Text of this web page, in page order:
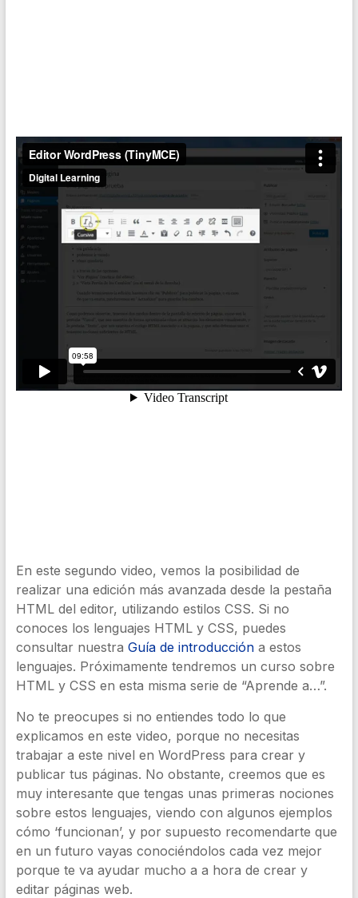
En este segundo video, vemos la posibilidad de
realizar una edición más avanzada desde la pestaña
HTML del editor, utilizando estilos CSS. Si no
conoces los lenguajes HTML y CSS, puedes
consultar nuestra Guía de introduccióna estos
lenguajes. Próximamente tendremos un curso sobre
HTML y CSS en esta misma serie de “Aprende a…”.
No te preocupes si no entiendes todo lo que
explicamos en este video, porque no necesitas
trabajar a este nivel en WordPress para crear y
publicar tus páginas. No obstante, creemos que es
muy interesante que tengas unas primeras nociones
sobre estos lenguajes, viendo con algunos ejemplos
cómo ‘funcionan’, y por supuesto recomendarte que
en un futuro vayas conociéndolos cada vez mejor
porque te va ayudar mucho a a hora de crear y
editar páginas web.